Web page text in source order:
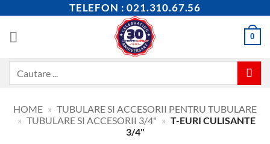
content
TELEFON : 021.310.67.56
0
HOME » TUBULARE SI ACCESORII PENTRU TUBULARE
» TUBULARE SI ACCESORII 3/4" » T-EURI CULISANTE
3/4"